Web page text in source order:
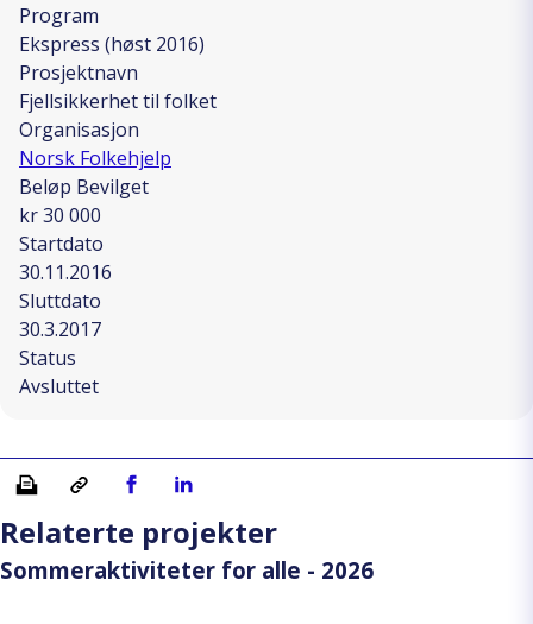
Program
Ekspress (høst 2016)
Prosjektnavn
Fjellsikkerhet til folket
Organisasjon
Norsk Folkehjelp
Beløp Bevilget
kr 30 000
Startdato
30.11.2016
Sluttdato
30.3.2017
Status
Avsluttet
Skriv ut Kopiera länkDel på Facebook
Del på Linkedin
Relaterte projekter
Sommeraktiviteter for alle - 2026